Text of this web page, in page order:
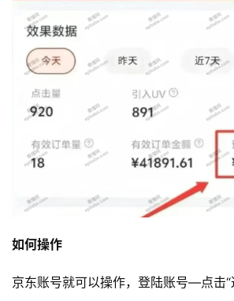
如何操作
京东账号就可以操作，登陆账号—点击“